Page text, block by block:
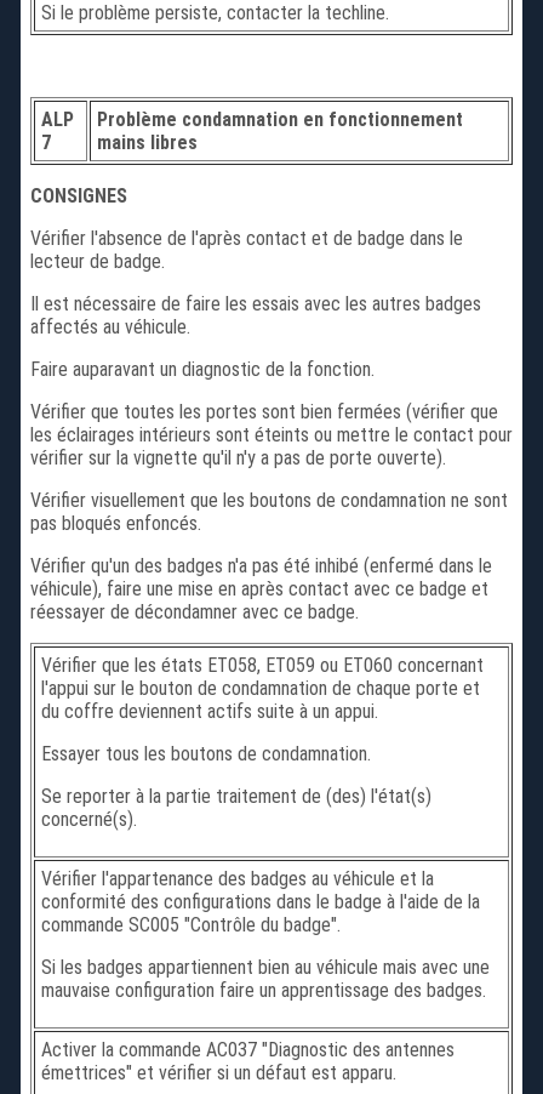
Si le problème persiste, contacter la techline.
ALP
7
Problème condamnation en fonctionnement
mains libres
CONSIGNES
Vérifier l'absence de l'après contact et de badge dans le
lecteur de badge.
Il est nécessaire de faire les essais avec les autres badges
affectés au véhicule.
Faire auparavant un diagnostic de la fonction.
Vérifier que toutes les portes sont bien fermées (vérifier que
les éclairages intérieurs sont éteints ou mettre le contact pour
vérifier sur la vignette qu'il n'y a pas de porte ouverte).
Vérifier visuellement que les boutons de condamnation ne sont
pas bloqués enfoncés.
Vérifier qu'un des badges n'a pas été inhibé (enfermé dans le
véhicule), faire une mise en après contact avec ce badge et
réessayer de décondamner avec ce badge.
Vérifier que les états ET058, ET059 ou ET060 concernant
l'appui sur le bouton de condamnation de chaque porte et
du coffre deviennent actifs suite à un appui.
Essayer tous les boutons de condamnation.
Se reporter à la partie traitement de (des) l'état(s)
concerné(s).
Vérifier l'appartenance des badges au véhicule et la
conformité des configurations dans le badge à l'aide de la
commande SC005 "Contrôle du badge".
Si les badges appartiennent bien au véhicule mais avec une
mauvaise configuration faire un apprentissage des badges.
Activer la commande AC037 "Diagnostic des antennes
émettrices" et vérifier si un défaut est apparu.